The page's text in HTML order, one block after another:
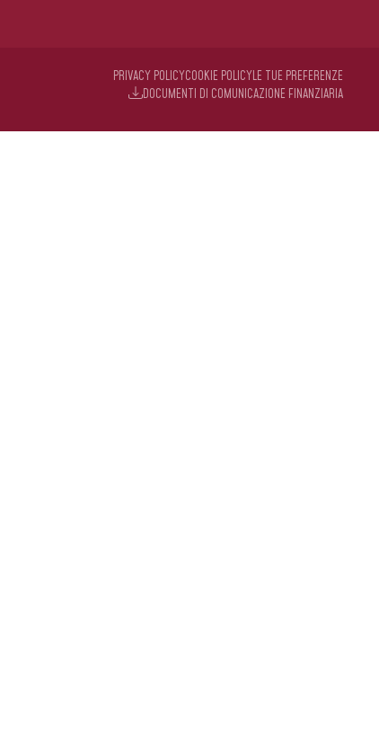
PRIVACY POLICYCOOKIE POLICYLE TUE PREFERENZE
DOCUMENTI DI COMUNICAZIONE FINANZIARIA